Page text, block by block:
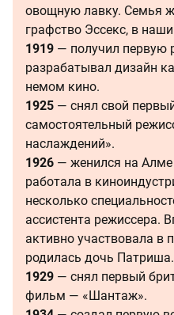
овощную лавку. Семья
графство Эссекс, в
1919 — получил первую
разрабатывал дизайн
немом кино.
1925 — снял свой
самостоятельный
наслаждений».
1926 — женился на
работала в
несколько
ассистента режиссера.
активно участвовала в
родилась дочь Патриша.
1929 — снял первый
фильм — «Шантаж».